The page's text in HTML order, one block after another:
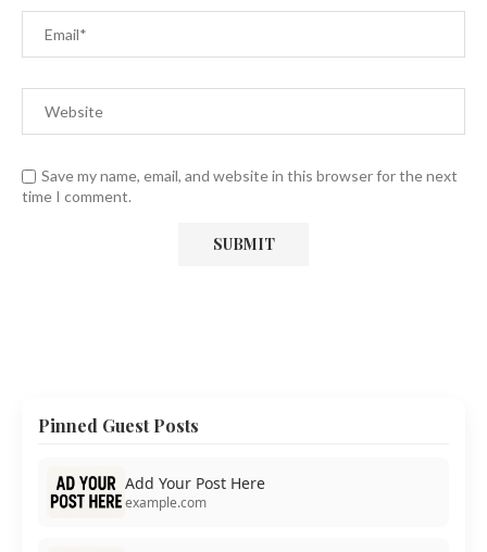
Save my name, email, and website in this browser for the next
time I comment.
Pinned Guest Posts
Add Your Post Here
example.com